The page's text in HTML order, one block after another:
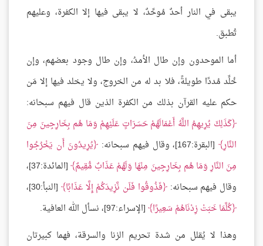
يبقى في النار أحدٌ مُوحِّدٌ، لا يبقى فيها إلا الكفرة، وعليهم
تُطبق.
أما الموحدون وإن طال الأمدُ، وإن طال وجود بعضهم، وإن
خُلِّد مُددًا طويلةً، فلا بد له من الخروج، ولا يخلد فيها إلا مَن
حكم عليه القرآن بذلك من الكفرة الذين قال فيهم سبحانه:
كَذَلِكَ يُرِيهِمُ اللَّهُ أَعْمَالَهُمْ حَسَرَاتٍ عَلَيْهِمْ وَمَا هُم بِخَارِجِينَ مِنَ
النَّارِ [البقرة:167]، وقال فيهم سبحانه:
يُرِيدُونَ أَن يَخْرُجُوا
مِنَ النَّارِ وَمَا هُم بِخَارِجِينَ مِنْهَا وَلَهُمْ عَذَابٌ مُّقِيمٌ
[المائدة:37]،
وقال فيهم سبحانه: فَذُوقُوا فَلَن نَّزِيدَكُمْ إِلَّا عَذَابًا [النبأ:30]،
كُلَّمَا خَبَتْ زِدْنَاهُمْ سَعِيرًا [الإسراء:97]، نسأل الله العافية.
وهذا لا يُقلل من شدة تحريم الزنا والسرقة، فهما كبيرتان